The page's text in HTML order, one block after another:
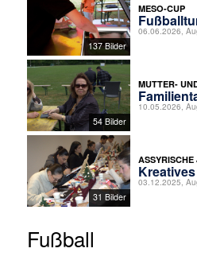
137 Bilder
MESO-CUP
06.06.2026,
54 Bilder
MUTTER-
10.05.2026,
31 Bilder
03.12.2025,
Fußball